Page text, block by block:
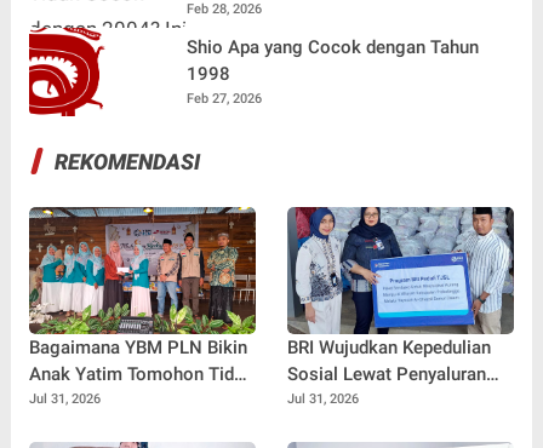
Feb 28, 2026
Shio Apa yang Cocok dengan Tahun
1998
Feb 27, 2026
REKOMENDASI
Bagaimana YBM PLN Bikin
Anak Yatim Tomohon Tidak
Tertinggal di Tahun Ajaran
Jul 31, 2026
BRI Wujudkan Kepedulian
Sosial Lewat Penyaluran
Paket Sembako di
Jul 31, 2026